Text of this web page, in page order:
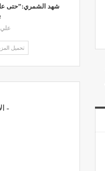
شهد الشمري:”حتى
علي
تحميل
-